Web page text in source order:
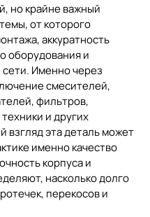
но крайне важный
от которого
аккуратность
оборудования и
Именно через
смесителей,
фильтров,
и других
взгляд эта деталь может
именно качество
корпуса и
насколько долго
перекосов и